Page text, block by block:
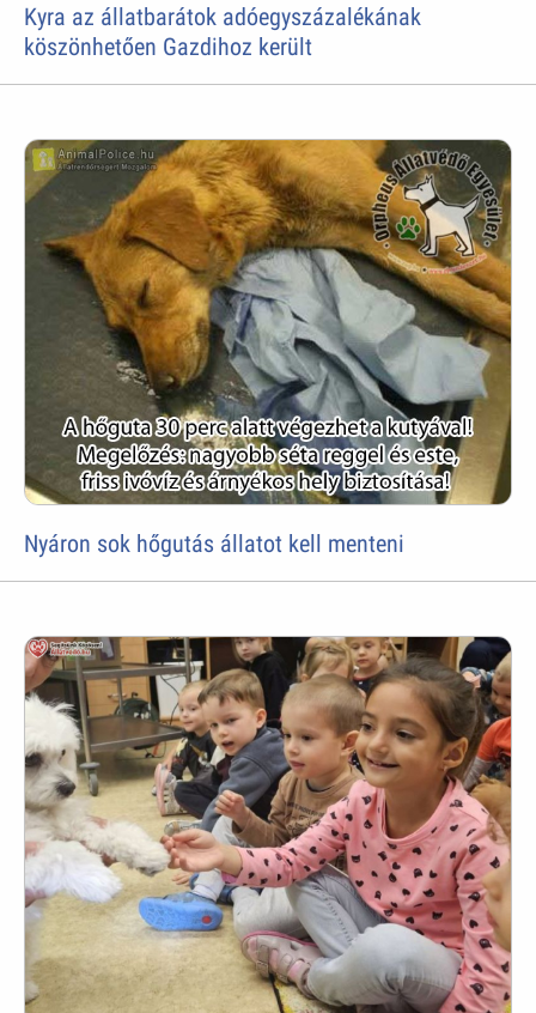
Kyra az állatbarátok adóegyszázalékának
köszönhetően Gazdihoz került
Nyáron sok hőgutás állatot kell menteni